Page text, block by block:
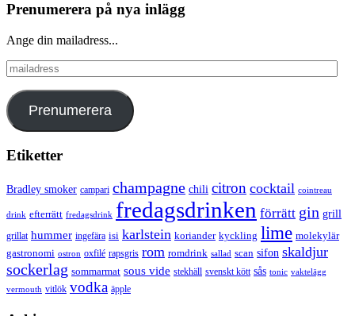
Prenumerera på nya inlägg
Ange din mailadress...
mailadress
Prenumerera
Etiketter
Bradley smoker campari champagne chili citron cocktail cointreau
drink efterrätt fredagsdrink fredagsdrinken förrätt gin grill
grillat hummer ingefära isi karlstein koriander kyckling lime molekylär
gastronomi ostron oxfilé rapsgris rom romdrink sallad scan sifon skaldjur
sockerlag sommarmat sous vide stekhäll svenskt kött sås tonic vaktelägg
vermouth vitlök vodka äpple